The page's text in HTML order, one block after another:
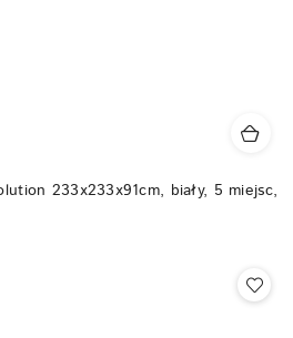
233x233x91cm, biały, 5 miejsc,